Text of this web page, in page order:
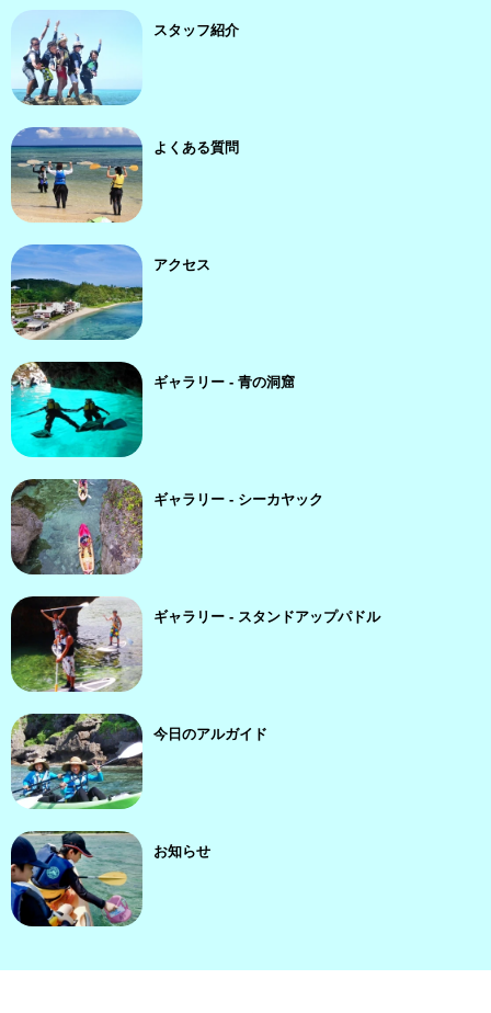
スタッフ紹介
よくある質問
アクセス
ギャラリー - 青の洞窟
ギャラリー - シーカヤック
ギャラリー - スタンドアップパドル
今日のアルガイド
お知らせ